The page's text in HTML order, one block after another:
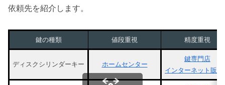
依頼先を紹介します。
鍵の種類 値段重視 精度重視
ディスクシリンダーキー ホームセンター
鍵専門店
インターネット販売